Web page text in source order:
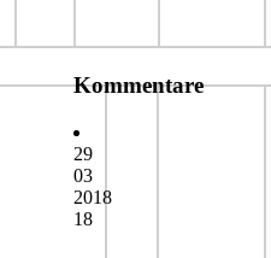
Kommentare
29
03
2018
18